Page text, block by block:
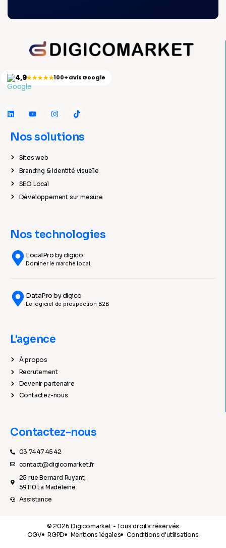
4,9★★★★★100+ avis Google
Nos solutions
Sites web
Branding & Identité visuelle
SEO Local
Développement sur mesure
Nos technologies
LocalPro by digico
Dominer le marché local.
DataPro by digico
Le logiciel de prospection B2B
L'agence
À propos
Recrutement
Devenir partenaire
Contactez-nous
Contactez-nous
03 74 47 45 42
contact@digicomarket.fr
25 rue Bernard Ruyant,
59110 La Madeleine
Assistance
© 2026 Digicomarket - Tous droits réservés
CGV
RGPD Mentions légales Conditions d'utilisations